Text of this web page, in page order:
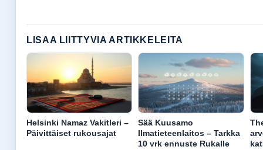
LISAA LIITTYVIA ARTIKKELEITA
Helsinki Namaz Vakitleri –
Päivittäiset rukousajat
Sää Kuusamo
Ilmatieteenlaitos – Tarkka
10 vrk ennuste Rukalle